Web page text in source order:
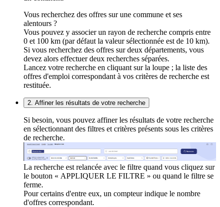
Vous recherchez des offres sur une commune et ses
alentours ?
Vous pouvez y associer un rayon de recherche compris entre
0 et 100 km (par défaut la valeur sélectionnée est de 10 km).
Si vous recherchez des offres sur deux départements, vous
devez alors effectuer deux recherches séparées.
Lancez votre recherche en cliquant sur la loupe ; la liste des
offres d'emploi correspondant à vos critères de recherche est
restituée.
2. Affiner les résultats de votre recherche
Si besoin, vous pouvez affiner les résultats de votre recherche
en sélectionnant des filtres et critères présents sous les critères
de recherche.
La recherche est relancée avec le filtre quand vous cliquez sur
le bouton « APPLIQUER LE FILTRE » ou quand le filtre se
ferme.
Pour certains d'entre eux, un compteur indique le nombre
d'offres correspondant.